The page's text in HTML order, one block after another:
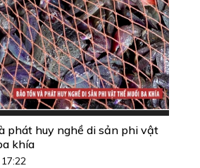
phát huy nghề di sản phi vật
khía